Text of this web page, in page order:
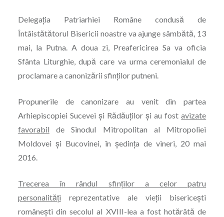
Delegația Patriarhiei Române condusă de
Întâistătătorul Bisericii noastre va ajunge sâmbătă, 13
mai, la Putna. A doua zi, Preafericirea Sa va oficia
Sfânta Liturghie, după care va urma ceremonialul de
proclamare a canonizării sfinților putneni.
Propunerile de canonizare au venit din partea
Arhiepiscopiei Sucevei și Rădăuților și au fostavizate
favorabil de Sinodul Mitropolitan al Mitropoliei
Moldovei și Bucovinei, în ședința de vineri, 20 mai
2016.
Trecerea în rândul sfinților a celor patru
personalități reprezentative ale vieții bisericeşti
românești din secolul al XVIII-lea a fost hotărâtă de